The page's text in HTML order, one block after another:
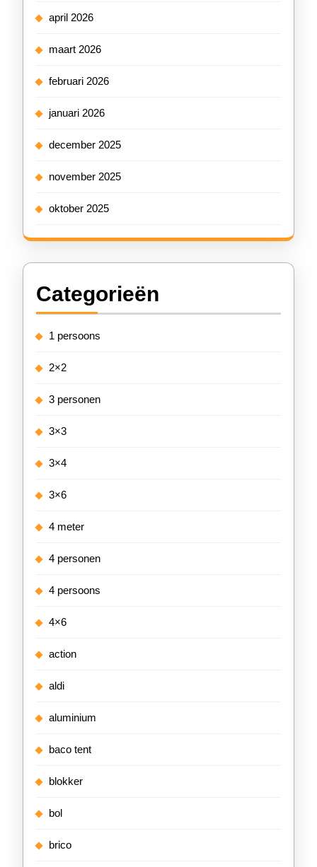
april 2026
maart 2026
februari 2026
januari 2026
december 2025
november 2025
oktober 2025
Categorieën
1 persoons
2×2
3 personen
3×3
3×4
3×6
4 meter
4 personen
4 persoons
4×6
action
aldi
aluminium
baco tent
blokker
bol
brico